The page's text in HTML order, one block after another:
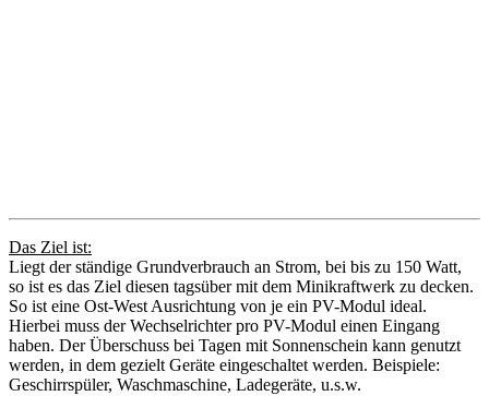
Das Ziel ist:
Liegt der ständige Grundverbrauch an Strom, bei bis zu 150 Watt,
so ist es das Ziel diesen tagsüber mit dem Minikraftwerk zu decken.
So ist eine Ost-West Ausrichtung von je ein PV-Modul ideal.
Hierbei muss der Wechselrichter pro PV-Modul einen Eingang
haben. Der Überschuss bei Tagen mit Sonnenschein kann genutzt
werden, in dem gezielt Geräte eingeschaltet werden. Beispiele:
Geschirrspüler, Waschmaschine, Ladegeräte, u.s.w.